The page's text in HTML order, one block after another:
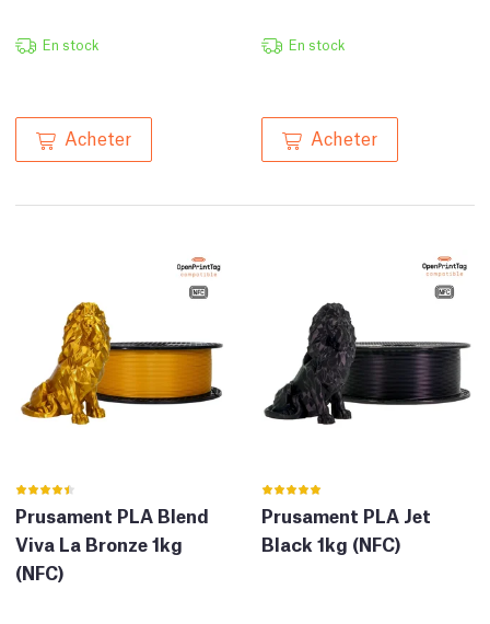
En stock
Acheter
En stock
Acheter
Prusament PLA Blend
Viva La Bronze 1kg
(NFC)
Prusament PLA Jet
Black 1kg (NFC)